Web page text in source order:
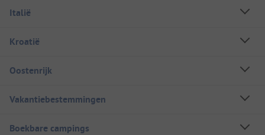
Italië
Kroatië
Oostenrijk
Vakantiebestemmingen
Boekbare campings